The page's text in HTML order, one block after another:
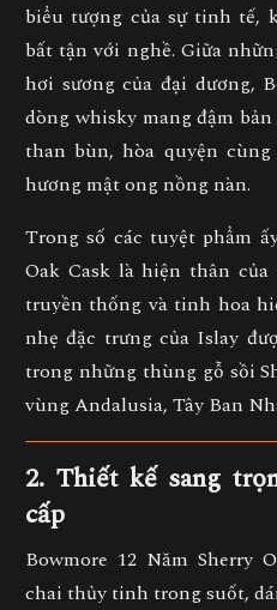
biểu tượng của sự tinh tế,
bất tận với nghề. Giữa
hơi sương của đại dương,
dòng whisky mang đậm
than bùn, hòa quyện
hương mật ong nồng nàn.
Trong số các tuyệt phẩm
Oak Casklà hiện thân của
truyền thống và tinh hoa
nhẹ đặc trưng của Islay
trong những thùng gỗ sồi
vùng Andalusia, Tây Ban
2. Thiết kế sang
cấp
Bowmore 12 Năm Sherry
chai thủy tinh trong suốt,